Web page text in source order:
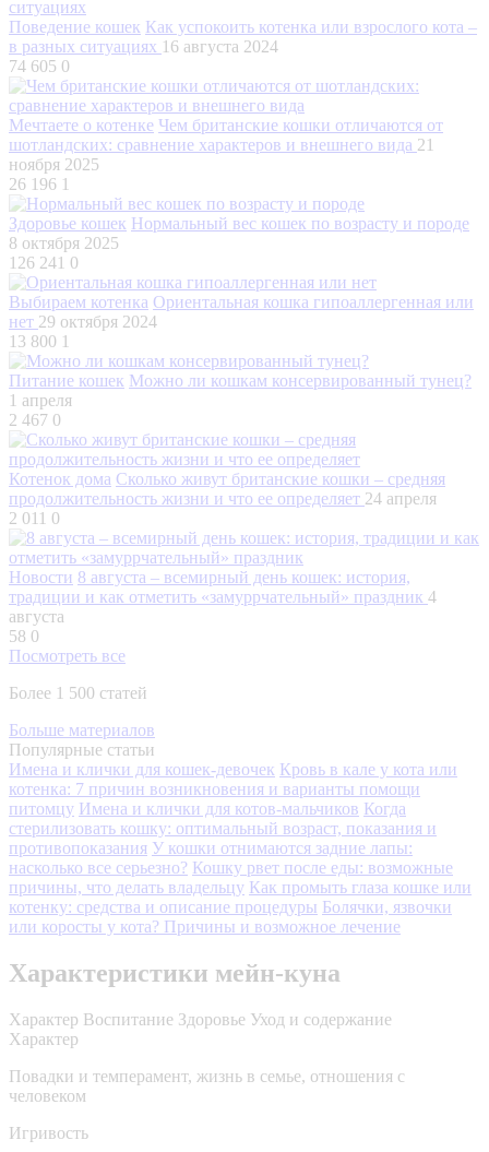
Поведение кошек Как успокоить котенка или взрослого кота –
в разных ситуациях 16 августа 2024
74 605 0
Мечтаете о котенке Чем британские кошки отличаются от
шотландских: сравнение характеров и внешнего вида 21
ноября 2025
26 196 1
Здоровье кошек Нормальный вес кошек по возрасту и породе
8 октября 2025
126 241 0
Выбираем котенка Ориентальная кошка гипоаллергенная или
нет 29 октября 2024
13 800 1
Питание кошек Можно ли кошкам консервированный тунец?
1 апреля
2 467 0
Котенок дома Сколько живут британские кошки – средняя
продолжительность жизни и что ее определяет 24 апреля
2 011 0
Новости 8 августа – всемирный день кошек: история,
традиции и как отметить «замуррчательный» праздник 4
августа
58 0
Посмотреть все
Более 1 500 статей
Больше материалов
Популярные статьи
Имена и клички для кошек-девочек Кровь в кале у кота или
котенка: 7 причин возникновения и варианты помощи
питомцу Имена и клички для котов-мальчиков Когда
стерилизовать кошку: оптимальный возраст, показания и
противопоказания У кошки отнимаются задние лапы:
насколько все серьезно? Кошку рвет после еды: возможные
причины, что делать владельцу Как промыть глаза кошке или
котенку: средства и описание процедуры Болячки, язвочки
или коросты у кота? Причины и возможное лечение
Характеристики мейн-куна
Характер Воспитание Здоровье Уход и содержание
Характер
Повадки и темперамент, жизнь в семье, отношения с
человеком
Игривость